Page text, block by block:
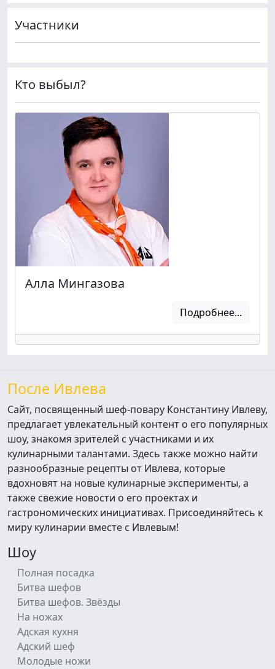
Участники
Кто выбыл?
Алла Мингазова
Подробнее...
После Ивлева
Сайт, посвященный шеф-повару Константину Ивлеву,
предлагает увлекательный контент о его популярных
шоу, знакомя зрителей с участниками и их
кулинарными талантами. Здесь также можно найти
разнообразные рецепты от Ивлева, которые
вдохновят на новые кулинарные эксперименты, а
также свежие новости о его проектах и
гастрономических инициативах. Присоединяйтесь к
миру кулинарии вместе с Ивлевым!
Шоу
Полная посадка
Битва шефов
Битва шефов. Звёзды
На ножах
Адская кухня
Адский шеф
Молодые ножи